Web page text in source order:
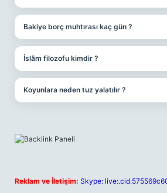
Bakiye borç muhtırası kaç gün ?
İslâm filozofu kimdir ?
Koyunlara neden tuz yalatılır ?
Reklam ve İletişim: Skype: